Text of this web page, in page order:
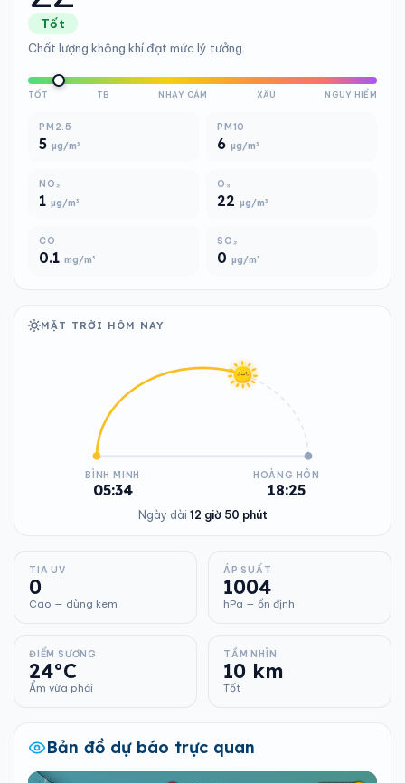
Tốt
Chất lượng không khí đạt mức lý tưởng.
TỐT TB NHẠY CẢM XẤU NGUY HIỂM
PM2.5
5 µg/m³
PM10
6 µg/m³
NO₂
1 µg/m³
O₃
22 µg/m³
CO
0.1 mg/m³
SO₂
0 µg/m³
MẶT TRỜI HÔM NAY
BÌNH MINH
05:34
HOÀNG HÔN
18:25
Ngày dài 12 giờ 50 phút
TIA UV
0
Cao — dùng kem
ÁP SUẤT
1004
hPa — ổn định
ĐIỂM SƯƠNG
24°C
Ẩm vừa phải
TẦM NHÌN
10 km
Tốt
Bản đồ dự báo trực quan